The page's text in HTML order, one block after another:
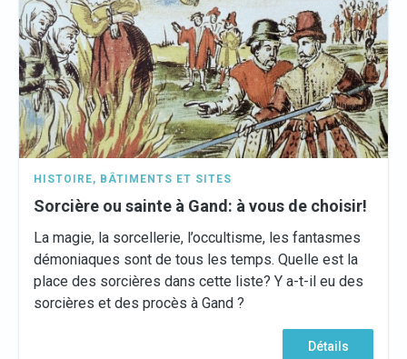
HISTOIRE, BÂTIMENTS ET SITES
Sorcière ou sainte à Gand: à vous de choisir!
La magie, la sorcellerie, l’occultisme, les fantasmes
démoniaques sont de tous les temps. Quelle est la
place des sorcières dans cette liste? Y a-t-il eu des
sorcières et des procès à Gand ?
Détails